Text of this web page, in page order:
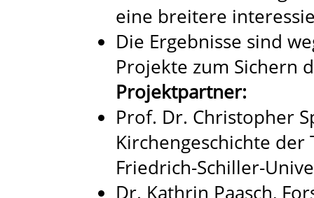
eine breitere
Die Ergebnisse sind
Projekte zum Sichern
Projektpartner:
Prof. Dr. Christopher
Kirchengeschichte
Friedrich-Schiller-
Dr. Kathrin Paasch,